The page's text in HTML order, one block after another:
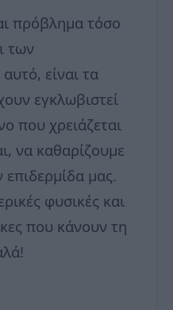
πρόβλημα τόσο
των
είναι τα
εγκλωβιστεί
που χρειάζεται
να καθαρίζουμε
μας.
φυσικές και
που κάνουν τη